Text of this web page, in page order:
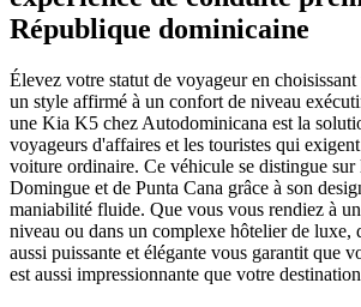
République dominicaine
Élevez votre statut de voyageur en
un style affirmé à un confort de niveau
une Kia K5 chez Autodominicana est la
voyageurs d'affaires et les touristes qui
voiture ordinaire. Ce véhicule se distingue sur
Domingue et de Punta Cana grâce à son
maniabilité fluide. Que vous vous rendiez à
niveau ou dans un complexe hôtelier de luxe,
aussi puissante et élégante vous garantit que
est aussi impressionnante que votre